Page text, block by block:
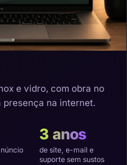
e vidro, com obra no
presença na internet.
3 anos
de site, e-mail e
suporte sem sustos